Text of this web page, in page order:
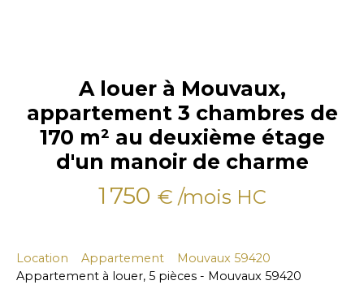
A louer à Mouvaux,
appartement 3 chambres de
170 m² au deuxième étage
d'un manoir de charme
1 750 € /mois HC
Location Appartement
Mouvaux 59420
Appartement à louer, 5 pièces - Mouvaux 59420